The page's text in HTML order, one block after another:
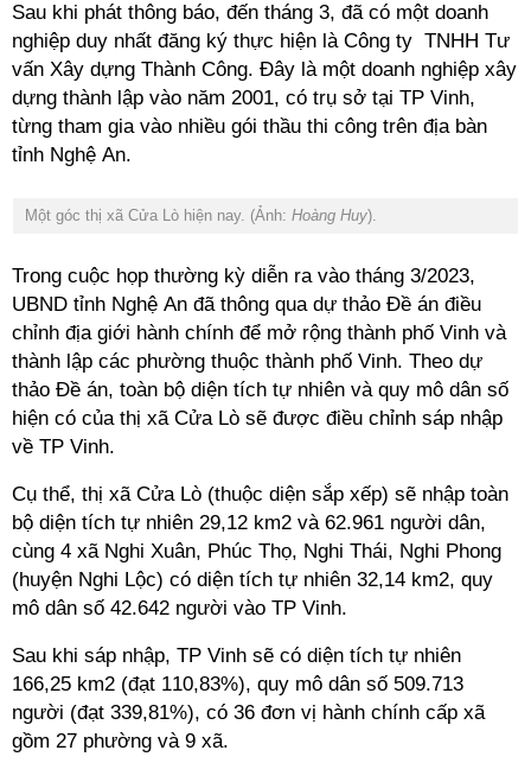
Sau khi phát thông báo, đến tháng 3, đã có một doanh
nghiệp duy nhất đăng ký thực hiện là Công ty TNHH Tư
vấn Xây dựng Thành Công. Đây là một doanh nghiệp xây
dựng thành lập vào năm 2001, có trụ sở tại TP Vinh,
từng tham gia vào nhiều gói thầu thi công trên địa bàn
tỉnh Nghệ An.
Một góc thị xã Cửa Lò hiện nay. (Ảnh: Hoàng Huy).
Trong cuộc họp thường kỳ diễn ra vào tháng 3/2023,
UBND tỉnh Nghệ An đã thông qua dự thảo Đề án điều
chỉnh địa giới hành chính để mở rộng thành phố Vinh và
thành lập các phường thuộc thành phố Vinh. Theo dự
thảo Đề án, toàn bộ diện tích tự nhiên và quy mô dân số
hiện có của thị xã Cửa Lò sẽ được điều chỉnh sáp nhập
về TP Vinh.
Cụ thể, thị xã Cửa Lò (thuộc diện sắp xếp) sẽ nhập toàn
bộ diện tích tự nhiên 29,12 km2 và 62.961 người dân,
cùng 4 xã Nghi Xuân, Phúc Thọ, Nghi Thái, Nghi Phong
(huyện Nghi Lộc) có diện tích tự nhiên 32,14 km2, quy
mô dân số 42.642 người vào TP Vinh.
Sau khi sáp nhập, TP Vinh sẽ có diện tích tự nhiên
166,25 km2 (đạt 110,83%), quy mô dân số 509.713
người (đạt 339,81%), có 36 đơn vị hành chính cấp xã
gồm 27 phường và 9 xã.